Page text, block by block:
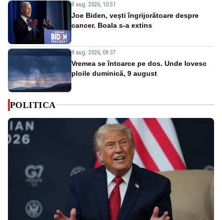
9 aug. 2026, 10:51
Joe Biden, vești îngrijorătoare despre
cancer. Boala s-a extins
9 aug. 2026, 09:37
Vremea se întoarce pe dos. Unde lovesc
ploile duminică, 9 august
POLITICA